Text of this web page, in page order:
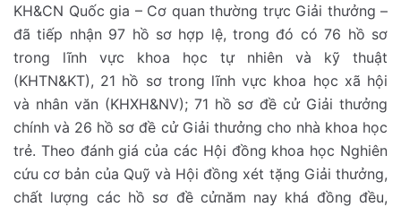
KH&CN Quốc gia – Cơ quan thường trực Giải thưởng –
đã tiếp nhận 97 hồ sơ hợp lệ, trong đó có 76 hồ sơ
trong lĩnh vực khoa học tự nhiên và kỹ thuật
(KHTN&KT), 21 hồ sơ trong lĩnh vực khoa học xã hội
và nhân văn (KHXH&NV); 71 hồ sơ đề cử Giải thưởng
chính và 26 hồ sơ đề cử Giải thưởng cho nhà khoa học
trẻ. Theo đánh giá của các Hội đồng khoa học Nghiên
cứu cơ bản của Quỹ và Hội đồng xét tặng Giải thưởng,
chất lượng các hồ sơ đề cửnăm nay khá đồng đều,